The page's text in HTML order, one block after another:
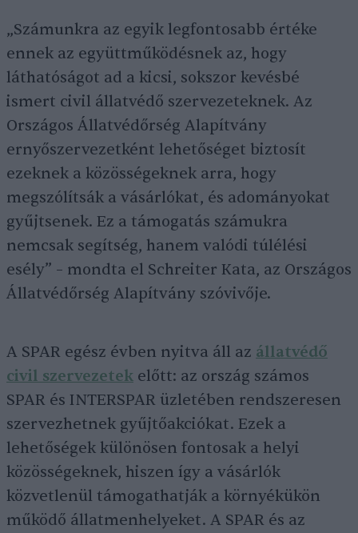
„Számunkra az egyik legfontosabb értéke
ennek az együttműködésnek az, hogy
láthatóságot ad a kicsi, sokszor kevésbé
ismert civil állatvédő szervezeteknek. Az
Országos Állatvédőrség Alapítvány
ernyőszervezetként lehetőséget biztosít
ezeknek a közösségeknek arra, hogy
megszólítsák a vásárlókat, és adományokat
gyűjtsenek. Ez a támogatás számukra
nemcsak segítség, hanem valódi túlélési
esély” – mondta el Schreiter Kata, az Országos
Állatvédőrség Alapítvány szóvivője.
A SPAR egész évben nyitva áll az állatvédő
civil szervezetek előtt: az ország számos
SPAR és INTERSPAR üzletében rendszeresen
szervezhetnek gyűjtőakciókat. Ezek a
lehetőségek különösen fontosak a helyi
közösségeknek, hiszen így a vásárlók
közvetlenül támogathatják a környékükön
működő állatmenhelyeket. A SPAR és az